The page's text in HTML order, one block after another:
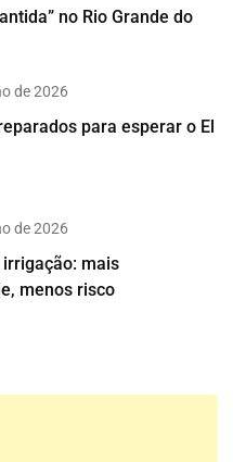
no Rio Grande do
de 2026
para esperar o El
de 2026
irrigação: mais
menos risco